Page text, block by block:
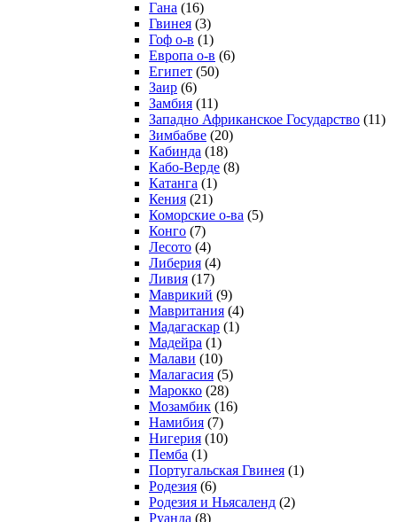
Гана (16)
Гвинея (3)
Гоф о-в (1)
Европа о-в (6)
Египет (50)
Заир (6)
Замбия (11)
Западно Африканское Государство (11)
Зимбабве (20)
Кабинда (18)
Кабо-Верде (8)
Катанга (1)
Кения (21)
Коморcкие о-ва (5)
Конго (7)
Лесото (4)
Либерия (4)
Ливия (17)
Маврикий (9)
Мавритания (4)
Мадагаскар (1)
Мадейра (1)
Малави (10)
Малагасия (5)
Марокко (28)
Мозамбик (16)
Намибия (7)
Нигерия (10)
Пемба (1)
Португальская Гвинея (1)
Родезия (6)
Родезия и Ньясаленд (2)
Руанда (8)